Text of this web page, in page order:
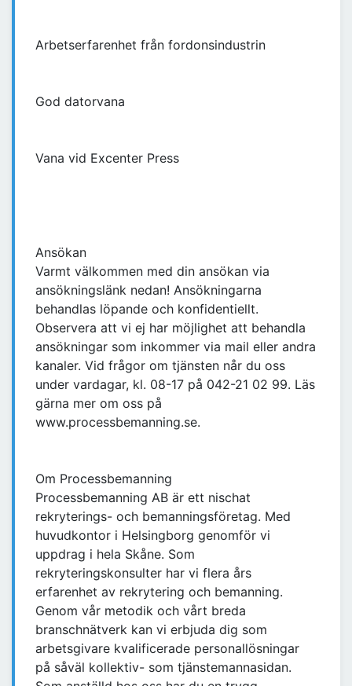
Arbetserfarenhet från fordonsindustrin
God datorvana
Vana vid Excenter Press
Ansökan
Varmt välkommen med din ansökan via
ansökningslänk nedan! Ansökningarna
behandlas löpande och konfidentiellt.
Observera att vi ej har möjlighet att behandla
ansökningar som inkommer via mail eller andra
kanaler. Vid frågor om tjänsten når du oss
under vardagar, kl. 08-17 på 042-21 02 99. Läs
gärna mer om oss på
www.processbemanning.se.
Om Processbemanning
Processbemanning AB är ett nischat
rekryterings- och bemanningsföretag. Med
huvudkontor i Helsingborg genomför vi
uppdrag i hela Skåne. Som
rekryteringskonsulter har vi flera års
erfarenhet av rekrytering och bemanning.
Genom vår metodik och vårt breda
branschnätverk kan vi erbjuda dig som
arbetsgivare kvalificerade personallösningar
på såväl kollektiv- som tjänstemannasidan.